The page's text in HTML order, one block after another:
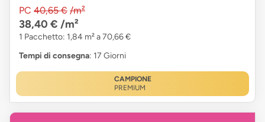
PC 40,65 € /m²
38,40 € /m²
1 Pacchetto: 1,84 m² a 70,66 €
Tempi di consegna: 17 Giorni
CAMPIONE
PREMIUM